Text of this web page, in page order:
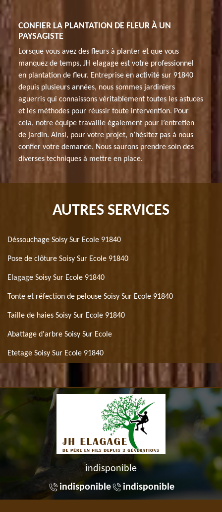
CONFIER LA PLANTATION DE FLEUR À UN
PAYSAGISTE
Lorsque vous avez des fleurs à planter et que vous
manquez de temps, JH elagage est votre professionnel
en plantation de fleur. Entreprise en activité sur 91840
depuis plusieurs années, nous sommes jardiniers
aguerris qui connaissons véritablement toutes les astuces
et les méthodes pour réussir toute intervention. Pour
cela, notre équipe travaille également pour l’entretien
de jardin. Ainsi, pour votre projet, n’hésitez pas à nous
confier votre demande. Nous saurons prendre soin des
diverses techniques à mettre en place.
AUTRES SERVICES
Déssouchage Soisy Sur Ecole 91840
Pose de clôture Soisy Sur Ecole 91840
Elagage Soisy Sur Ecole 91840
Tonte et réfection de pelouse Soisy Sur Ecole 91840
Taille de haies Soisy Sur Ecole 91840
Abattage d'arbre Soisy Sur Ecole
Etetage Soisy Sur Ecole 91840
indisponible
indisponible
indisponible